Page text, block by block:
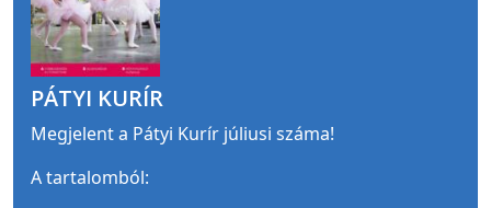
PÁTYI KURÍR
Megjelent a Pátyi Kurír júliusi száma!
A tartalomból: